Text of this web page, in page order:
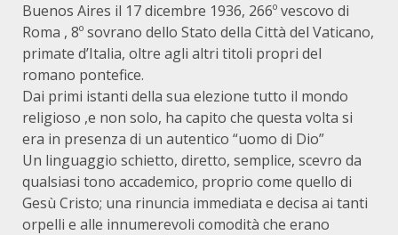
Buenos Aires il 17 dicembre 1936, 266º vescovo di
Roma , 8º sovrano dello Stato della Città del Vaticano,
primate d’Italia, oltre agli altri titoli propri del
romano pontefice.
Dai primi istanti della sua elezione tutto il mondo
religioso ,e non solo, ha capito che questa volta si
era in presenza di un autentico “uomo di Dio”
Un linguaggio schietto, diretto, semplice, scevro da
qualsiasi tono accademico, proprio come quello di
Gesù Cristo; una rinuncia immediata e decisa ai tanti
orpelli e alle innumerevoli comodità che erano